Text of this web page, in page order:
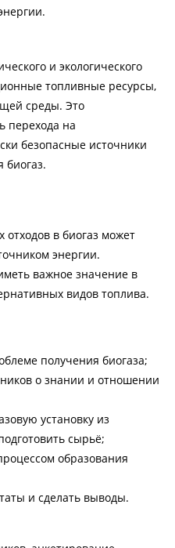
и экологического
топливные ресурсы,
среды. Это
перехода на
безопасные источники
биогаз.
отходов в биогаз может
энергии.
важное значение в
видов топлива.
получения биогаза;
о знании и отношении
установку из
сырьё;
образования
и сделать выводы.